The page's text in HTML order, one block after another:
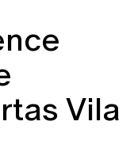
Vila